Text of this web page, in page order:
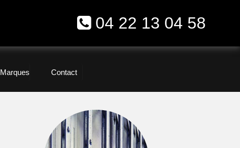
04 22 13 04 58
Marques Contact